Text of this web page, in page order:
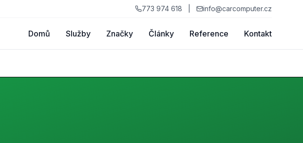
773 974 618 info@carcomputer.cz
Domů Služby Značky Články Reference Kontakt